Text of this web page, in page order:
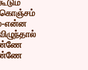
கொஞ்சம்
என்ன